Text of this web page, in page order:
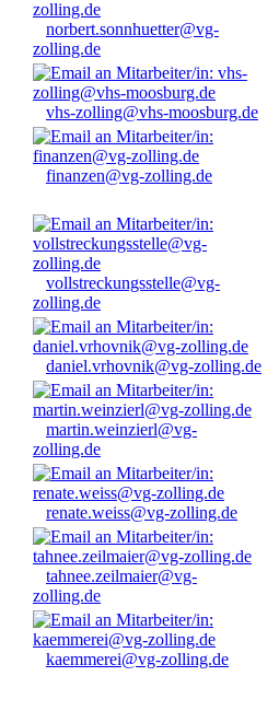
norbert.sonnhuetter@vg-
zolling.de
vhs-zolling@vhs-moosburg.de
finanzen@vg-zolling.de
vollstreckungsstelle@vg-
zolling.de
daniel.vrhovnik@vg-zolling.de
martin.weinzierl@vg-
zolling.de
renate.weiss@vg-zolling.de
tahnee.zeilmaier@vg-
zolling.de
kaemmerei@vg-zolling.de